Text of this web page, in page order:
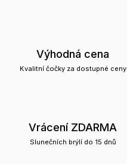
Výhodná cena
Kvalitní čočky za dostupné ceny
Vrácení ZDARMA
Slunečních brýlí do 15 dnů